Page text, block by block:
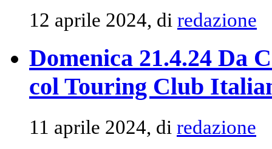
12 aprile 2024, di redazione
Domenica 21.4.24 Da
col Touring Club
11 aprile 2024, di redazione